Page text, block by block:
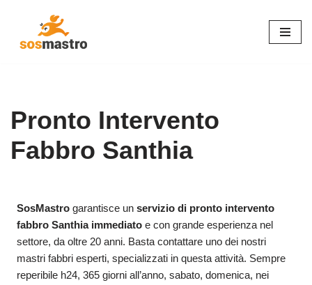
Pronto Intervento
Fabbro Santhia
SosMastro garantisce unservizio di pronto intervento
fabbro Santhia immediato e con grande esperienza nel
settore, da oltre 20 anni. Basta contattare uno dei nostri
mastri fabbri esperti, specializzati in questa attività. Sempre
reperibile h24, 365 giorni all’anno, sabato, domenica, nei